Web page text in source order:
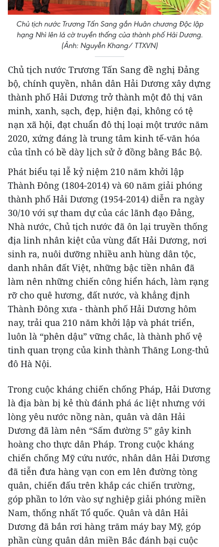
Chủ tịch nước Trương Tấn Sang gắn Huân chương Độc lập
hạng Nhì lên lá cờ truyền thống của thành phố Hải Dương.
(Ảnh: Nguyễn Khang/ TTXVN)
Chủ tịch nước Trương Tấn Sang đề nghị Đảng
bộ, chính quyền, nhân dân Hải Dương xây dựng
thành phố Hải Dương trở thành một đô thị văn
minh, xanh, sạch, đẹp, hiện đại, không có tệ
nạn xã hội, đạt chuẩn đô thị loại một trước năm
2020, xứng đáng là trung tâm kinh tế-văn hóa
của tỉnh có bề dày lịch sử ở đồng bằng Bắc Bộ.
Phát biểu tại lễ kỷ niệm 210 năm khởi lập
Thành Đông (1804-2014) và 60 năm giải phóng
thành phố Hải Dương (1954-2014) diễn ra ngày
30/10 với sự tham dự của các lãnh đạo Đảng,
Nhà nước, Chủ tịch nước đã ôn lại truyền thống
địa linh nhân kiệt của vùng đất Hải Dương, nơi
sinh ra, nuôi dưỡng nhiều anh hùng dân tộc,
danh nhân đất Việt, những bậc tiền nhân đã
làm nên những chiến công hiển hách, làm rạng
rỡ cho quê hương, đất nước, và khẳng định
Thành Đông xưa - thành phố Hải Dương hôm
nay, trải qua 210 năm khởi lập và phát triển,
luôn là “phên dậu” vững chắc, là thành phố vệ
tinh quan trọng của kinh thành Thăng Long-thủ
đô Hà Nội.
Trong cuộc kháng chiến chống Pháp, Hải Dương
là địa bàn bị kẻ thù đánh phá ác liệt nhưng với
lòng yêu nước nồng nàn, quân và dân Hải
Dương đã làm nên “Sấm đường 5” gây kinh
hoàng cho thực dân Pháp. Trong cuộc kháng
chiến chống Mỹ cứu nước, nhân dân Hải Dương
đã tiễn đưa hàng vạn con em lên đường tòng
quân, chiến đấu trên khắp các chiến trường,
góp phần to lớn vào sự nghiệp giải phóng miền
Nam, thống nhất Tổ quốc. Quân và dân Hải
Dương đã bắn rơi hàng trăm máy bay Mỹ, góp
phần cùng quân dân miền Bắc đánh bại cuộc